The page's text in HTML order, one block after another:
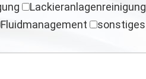
Lackieranlagenreinigung
Fluidmanagement
sonstiges